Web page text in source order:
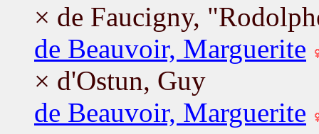
× de Faucigny,
de Beauvoir, Marguerite
× d'Ostun, Guy
de Beauvoir, Marguerite